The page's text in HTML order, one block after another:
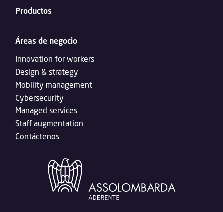
Productos
Áreas de negocio
Innovation for workers
Design & strategy
Mobility management
Cybersecurity
Managed services
Staff augmentation
Contáctenos